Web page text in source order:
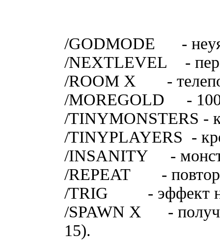
/GODMODE -
/NEXTLEVEL -
/ROOM X -
/MOREGOLD - 100
/TINYMONSTERS -
/TINYPLAYERS -
/INSANITY -
/REPEAT -
/TRIG - эффeкт
/SPAWN X -
15).